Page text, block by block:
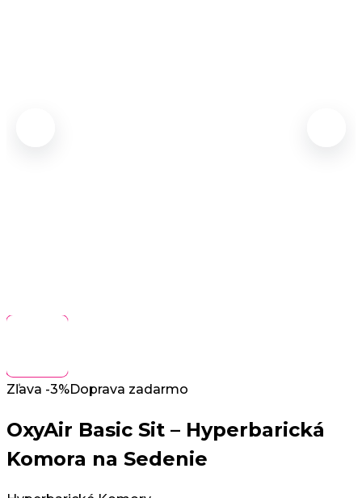
Zľava -3%Doprava zadarmo
OxyAir Basic Sit – Hyperbarická
Komora na Sedenie